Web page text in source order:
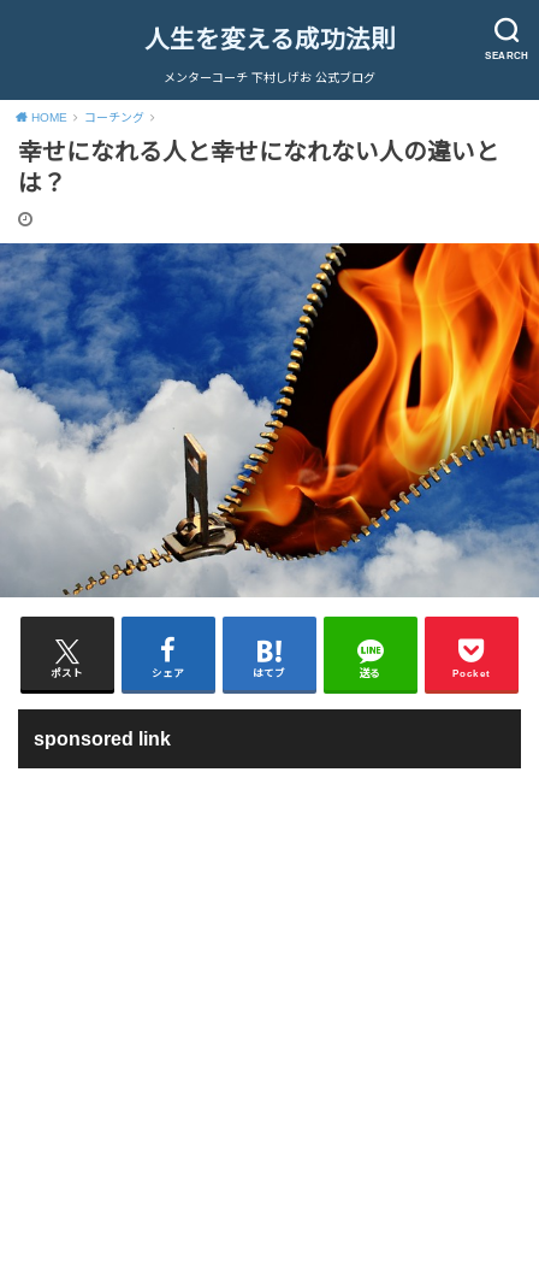
SEARCH
人生を変える成功法則
メンターコーチ 下村しげお 公式ブログ
HOME コーチング
幸せになれる人と幸せになれない人の違いと
は？
ポスト シェア はてブ 送る Pocket
sponsored link